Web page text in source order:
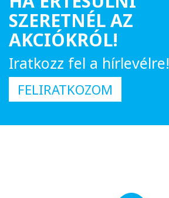
SZERETNÉL AZ
AKCIÓKRÓL!
Iratkozz fel a hírlevélre!
FELIRATKOZOM